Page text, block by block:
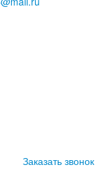
Заказать звонок